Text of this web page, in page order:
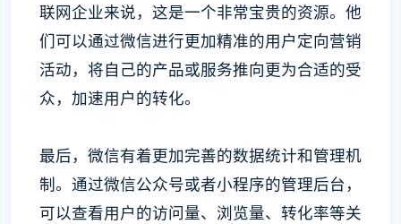
联网企业来说，这是一个非常宝贵的资源。他
们可以通过微信进行更加精准的用户定向营销
活动，将自己的产品或服务推向更为合适的受
众，加速用户的转化。
最后，微信有着更加完善的数据统计和管理机
制。通过微信公众号或者小程序的管理后台，
可以查看用户的访问量、浏览量、转化率等关